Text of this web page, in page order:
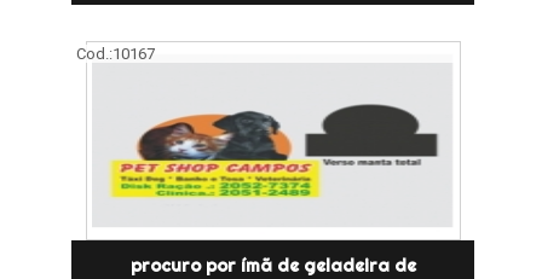
Cod.:10167
procuro por ímã de geladeira de